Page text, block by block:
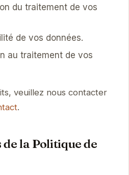
du traitement de vos
de vos données.
au traitement de vos
veuillez nous contacter
.
la Politique de